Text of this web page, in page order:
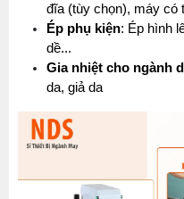
đĩa (tùy chọn), máy có
Ép phụ kiện: Ép hình
dề...
Gia nhiệt cho ngành
da, giả da